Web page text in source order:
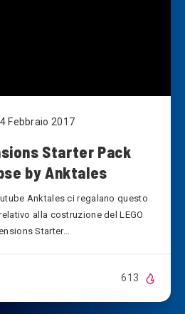
Febbraio 2017
Starter Pack
by Anktales
Anktales ci regalano questo
alla costruzione del LEGO
Starter…
613